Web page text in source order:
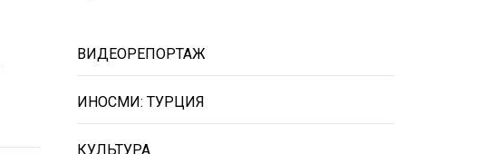
ВИДЕОРЕПОРТАЖ
ИНОСМИ: ТУРЦИЯ
КУЛЬТУРА